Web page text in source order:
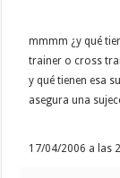
mmmm ¿y qué
trainer o cross
y qué tienen esa
asegura una
17/04/2006 a las